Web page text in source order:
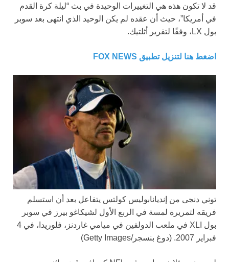
قد لا تكون هذه هي التغييرات الوحيدة في بث “ليلة كرة القدم
في أمريكا”، حيث أن عقده لم يكن الوحيد الذي انتهى بعد سوبر
بول LX، وفقًا لتقرير أثلتيك.
اضغط هنا لتنزيل تطبيق FOX NEWS
توني دنجى من إنديانابوليس كولتس يتفاعل بعد أن استسلم
فريقه لتمريرة لمسة في الربع الأول لشيكاغو بيرز في سوبر
بول XLI في ملعب الدولفين في ميامي غاردنز، فلوريدا، في 4
فبراير 2007.
(دوغ بنسجر/Getty Images)